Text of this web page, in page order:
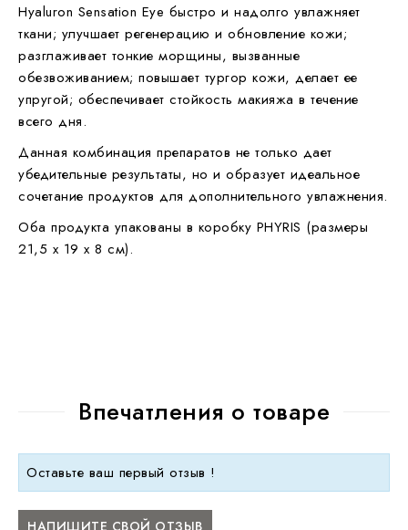
Hyaluron Sensation Eye быстро и надолго увлажняет
ткани; улучшает регенерацию и обновление кожи;
разглаживает тонкие морщины, вызванные
обезвоживанием; повышает тургор кожи, делает ее
упругой; обеспечивает стойкость макияжа в течение
всего дня.
Данная комбинация препаратов не только дает
убедительные результаты, но и образует идеальное
сочетание продуктов для дополнительного увлажнения.
Оба продукта упакованы в коробку PHYRIS (размеры
21,5 x 19 x 8 см).
Впечатления о товаре
Оставьте ваш первый отзыв !
НАПИШИТЕ СВОЙ ОТЗЫВ